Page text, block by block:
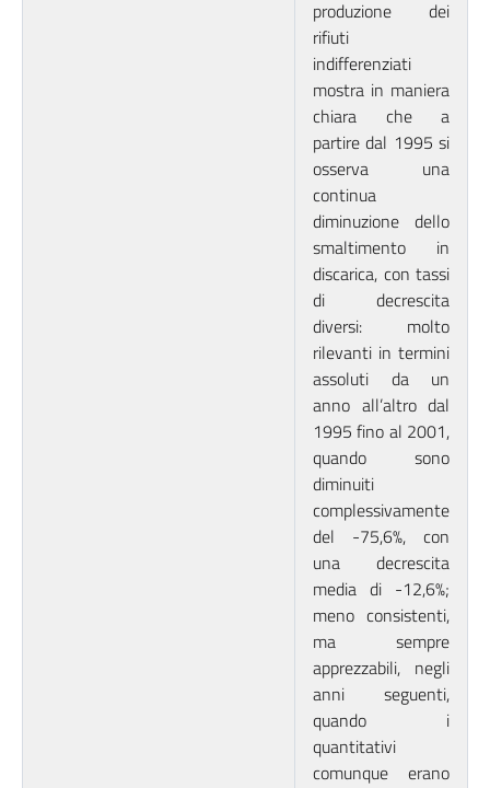
produzione dei
rifiuti
indifferenziati
mostra in maniera
chiara che a
partire dal 1995 si
osserva una
continua
diminuzione dello
smaltimento in
discarica, con tassi
di decrescita
diversi: molto
rilevanti in termini
assoluti da un
anno all’altro dal
1995 fino al 2001,
quando sono
diminuiti
complessivamente
del -75,6%, con
una decrescita
media di -12,6%;
meno consistenti,
ma sempre
apprezzabili, negli
anni seguenti,
quando i
quantitativi
comunque erano